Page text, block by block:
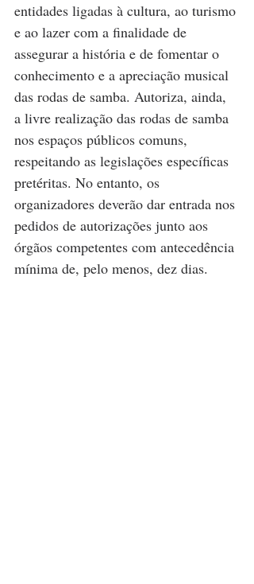
entidades ligadas à cultura, ao turismo
e ao lazer com a finalidade de
assegurar a história e de fomentar o
conhecimento e a apreciação musical
das rodas de samba. Autoriza, ainda,
a livre realização das rodas de samba
nos espaços públicos comuns,
respeitando as legislações específicas
pretéritas. No entanto, os
organizadores deverão dar entrada nos
pedidos de autorizações junto aos
órgãos competentes com antecedência
mínima de, pelo menos, dez dias.